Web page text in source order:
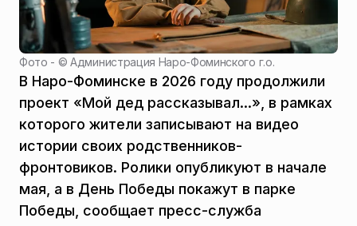
Фото - ©Администрация Наро-Фоминского г.о.
В Наро-Фоминске в 2026 году продолжили
проект «Мой дед рассказывал...», в рамках
которого жители записывают на видео
истории своих родственников-
фронтовиков. Ролики опубликуют в начале
мая, а в День Победы покажут в парке
Победы, сообщает пресс-служба